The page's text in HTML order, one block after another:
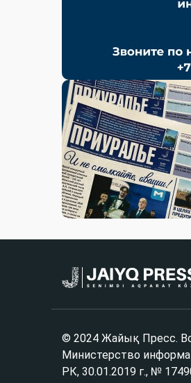
© 2024 Жайық Пресс.
Министерство
РК, 30.01.2019 г., №